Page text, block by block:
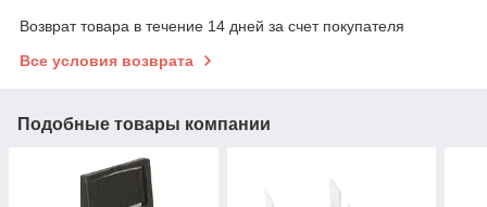
Возврат товара в течение 14 дней за счет покупателя
Все условия возврата
Подобные товары компании